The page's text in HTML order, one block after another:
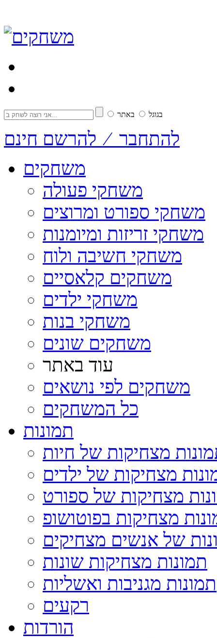
בגוגל באתר
להתחבר ⁄ להרשם חינם
משחקים
משחקי פעולה
משחקי ספורט ומרוצים
משחקי זריזות ומיומנות
משחקי חשיבה ולוח
משחקים קלאסיים
משחקי ילדים
משחקי בנות
משחקים שונים
עוד באתר
משחקים לפי נושאים
כל המשחקים
תמונות
מצחיקות של חיות
מצחיקות של ילדים
מצחיקות של ספורט
מצחיקות בפוטושופ
של אנשים מצחיקים
תמונות מצחיקות שונות
תמונות מגניבות ואשליות
רקעים
הורדות